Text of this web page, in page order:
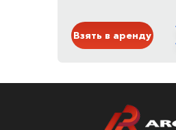
Взять в аренду